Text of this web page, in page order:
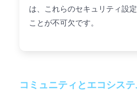
は、これらのセキュリティ設
ことが不可欠です。
コミュニティとエコシス